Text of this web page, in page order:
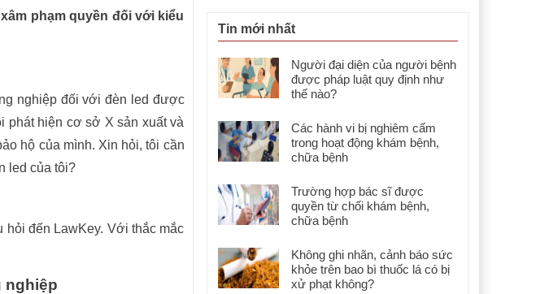
phạm quyền đối với kiểu
nghiệp đối với đèn led được
phát hiện cơ sở X sản xuất và
hộ của mình. Xin hỏi, tôi cần
led của tôi?
đến LawKey. Với thắc mắc
nghiệp
Tin mới nhất
Người đại diện của người bệnh
được pháp luật quy định như
thế nào?
Các hành vi bị nghiêm cấm
trong hoạt động khám bệnh,
chữa bệnh
Trường hợp bác sĩ được
quyền từ chối khám bệnh,
chữa bệnh
Không ghi nhãn, cảnh báo sức
khỏe trên bao bì thuốc lá có bị
xử phạt không?